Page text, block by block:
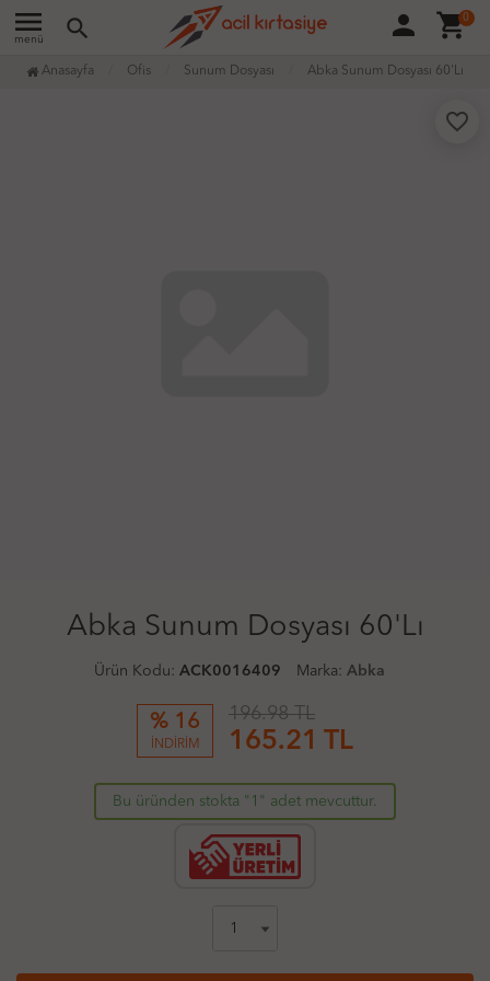
menu
menü search person shopping_cart
0
Anasayfa Ofis Sunum Dosyası Abka Sunum Dosyası 60'Lı
favorite_border
Abka Sunum Dosyası 60'Lı
Ürün Kodu: ACK0016409 Marka: Abka
% 16
İNDİRİM
196.98 TL
165.21 TL
Bu üründen stokta "1" adet mevcuttur.